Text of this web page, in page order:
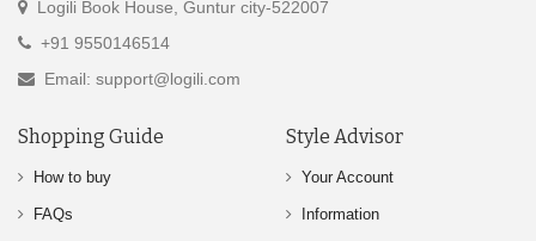
Logili Book House, Guntur city-522007
+91 9550146514
Email: support@logili.com
Shopping Guide
How to buy
FAQs
Style Advisor
Your Account
Information